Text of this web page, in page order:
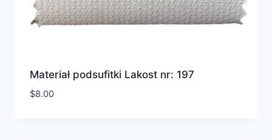
Materiał podsufitki Lakost nr: 197
$8.00